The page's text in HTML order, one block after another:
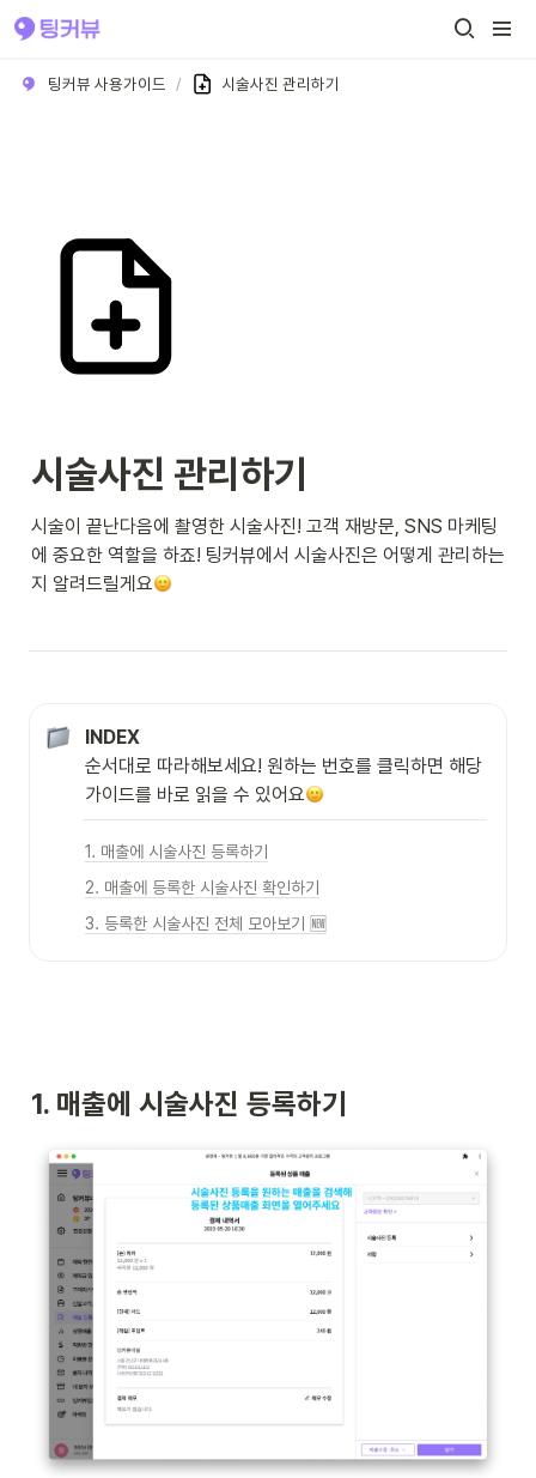
팅커뷰 사용가이드 / 시술사진 관리하기
시술사진 관리하기
시술이 끝난다음에 촬영한 시술사진! 고객 재방문, SNS 마케팅
에 중요한 역할을 하죠! 팅커뷰에서 시술사진은 어떻게 관리하는
지 알려드릴게요
INDEX
순서대로 따라해보세요! 원하는 번호를 클릭하면 해당
가이드를 바로 읽을 수 있어요
1. 매출에 시술사진 등록하기
2. 매출에 등록한 시술사진 확인하기
3. 등록한 시술사진 전체 모아보기 🆕
1. 매출에 시술사진 등록하기